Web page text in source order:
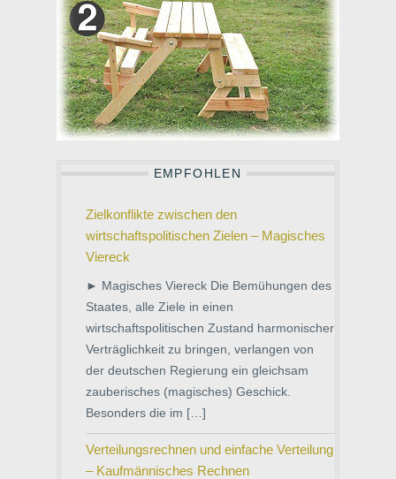
EMPFOHLEN
Zielkonflikte zwischen den
wirtschaftspolitischen Zielen – Magisches
Viereck
► Magisches Viereck Die Bemühungen des
Staates, alle Ziele in einen
wirtschaftspolitischen Zustand harmonischer
Verträglichkeit zu bringen, verlangen von
der deutschen Regierung ein gleichsam
zauberisches (magisches) Geschick.
Besonders die im […]
Verteilungsrechnen und einfache Verteilung
– Kaufmännisches Rechnen